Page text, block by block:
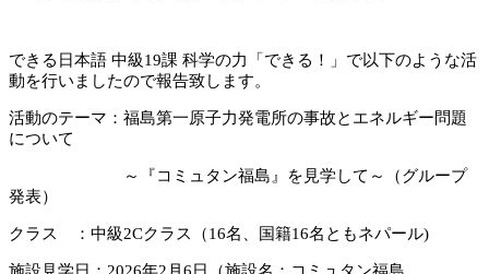
できる日本語 中級19課 科学の力「できる！」で以下のような活
動を行いましたので報告致します。
活動のテーマ：福島第一原子力発電所の事故とエネルギー問題
について
～『コミュタン福島』を見学して～（グループ
発表）
クラス ：中級2Cクラス（16名、国籍16名ともネパール)